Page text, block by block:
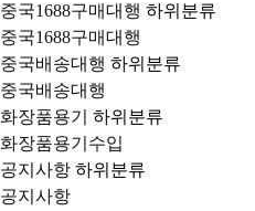
중국1688구매대행 하위분류
중국1688구매대행
중국배송대행 하위분류
중국배송대행
화장품용기
하위분류
화장품용기수입
공지사항 하위분류
공지사항